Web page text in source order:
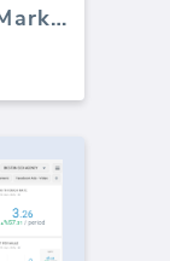
Plantilla de Agencia de Marketing de WhatConverts (Informe)